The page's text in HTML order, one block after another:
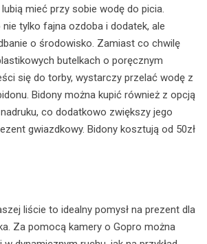
mieć przy sobie wodę do picia.
tylko fajna ozdoba i dodatek, ale
o środowisko. Zamiast co chwilę
butelkach o poręcznym
się do torby, wystarczy przelać wodę z
Bidony można kupić również z opcją
co dodatkowo zwiększy jego
gwiazdkowy. Bidony kosztują od 50zł
liście to idealny pomysł na prezent dla
Za pomocą kamery o Gopro można